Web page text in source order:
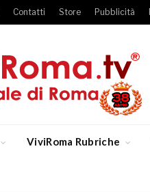
Contatti Store Pubblicità
ViviRoma Rubriche